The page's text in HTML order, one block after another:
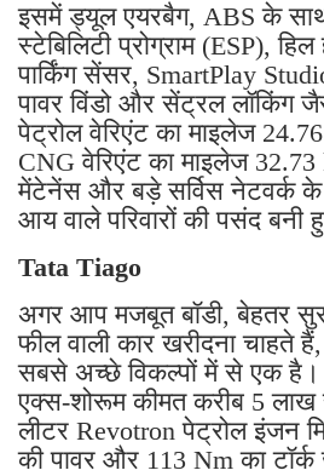
इसमें ड्यूल एयरबैग, ABS के
स्टेबिलिटी प्रोग्राम (ESP),
पार्किंग सेंसर, SmartPlay
पावर विंडो और सेंट्रल लॉकिंग
पेट्रोल वेरिएंट का माइलेज
CNG वेरिएंट का माइलेज
मेंटेनेंस और बड़े सर्विस नेटवर्क के
आय वाले परिवारों की पसंद बनी
Tata Tiago
अगर आप मजबूत बॉडी, बेहतर
फील वाली कार खरीदना चाहते
सबसे अच्छे विकल्पों में से एक
एक्स-शोरूम कीमत करीब 5
लीटर Revotron पेट्रोल इंजन
की पावर और 113 Nm का